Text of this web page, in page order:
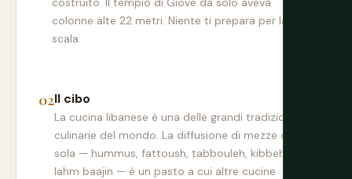
colonne alte 22 metri. Niente ti prepara per la
scala.
Il cibo
La cucina libanese è una delle grandi tradizioni
culinarie del mondo. La diffusione di mezze da
sola — hummus, fattoush, tabbouleh, kibbeh,
lahm baajin — è un pasto a cui altre cucine